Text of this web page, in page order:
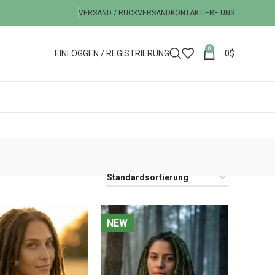
VERSAND / RÜCKVERSAND KONTAKTIERE UNS
EINLOGGEN / REGISTRIERUNG 0 0$
NEW
NEW